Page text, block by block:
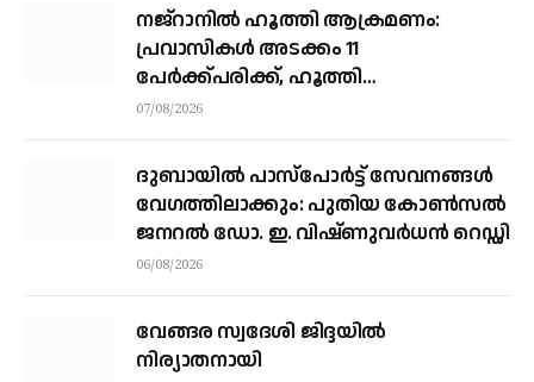
നജ്‌റാനില്‍ ഹൂത്തി ആക്രമണം:
പ്രവാസികള്‍ അടക്കം 11
പേർക്ക്പരിക്ക്, ഹൂത്തി
ആക്രമണത്തില്‍ 17 യെമന്‍
07/08/2026
ദുബായിൽ പാസ്‌പോർട്ട് സേവനങ്ങൾ
വേഗത്തിലാക്കും: പുതിയ കോൺസൽ
ജനറൽ ഡോ. ഇ. വിഷ്ണുവർധൻ റെഡ്ഡി
06/08/2026
വേങ്ങര സ്വദേശി ജിദ്ദയിൽ
നിര്യാതനായി